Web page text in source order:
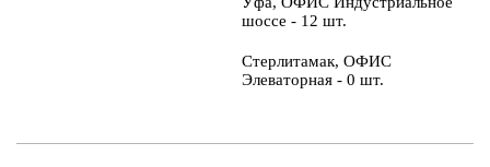
шоссе - 12 шт.
Стерлитамак, ОФИС
Элеваторная - 0 шт.